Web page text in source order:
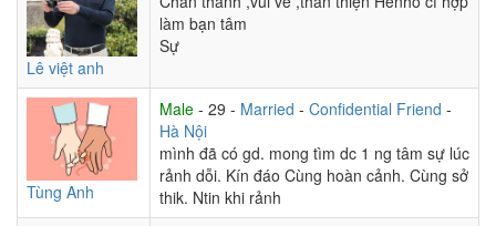
Lê việt anh
làm bạn tâm
Sự
Tùng Anh
Male - 29 - Married - Confidential Friend -
Hà Nội
mình đã có gd. mong tìm dc 1 ng tâm sự lúc
rảnh dỗi. Kín đáo Cùng hoàn cảnh. Cùng sở
thik. Ntin khi rảnh